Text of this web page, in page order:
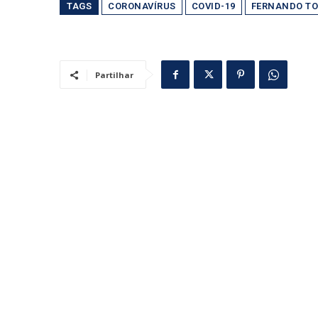
TAGS CORONAVÍRUS COVID-19 FERNANDO
Partilhar